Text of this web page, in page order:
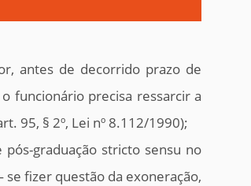
antes de decorrido prazo de
funcionário precisa ressarcir a
95, § 2º, Lei nº 8.112/1990);
graduação stricto sensu no
fizer questão da exoneração,